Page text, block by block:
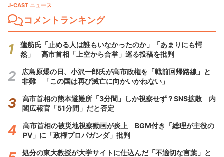
J-CAST ニュース
コメントランキング
蓮舫氏「止める人は誰もいなかったのか」「あまりにも愕
然」 高市首相「上空から合掌」巡る投稿を批判
広島原爆の日、小沢一郎氏が高市政権を「戦前回帰路線」と
非難 「この国は再び滅亡に向かいかねない」
高市首相の熊本避難所「3分間」しか視察せず？SNS拡散 内
閣広報官「51分間」だと否定
高市首相の被災地視察動画が炎上 BGM付き「総理が主役の
PV」に「政権プロパガンダ」批判
処分の東大教授が大学サイトに仕込んだ「不適切な言葉」と